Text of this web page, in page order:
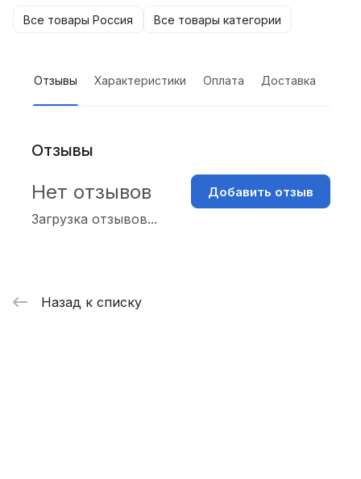
Все товары Россия Все товары категории
Отзывы Характеристики Оплата Доставка
Отзывы
Загрузка отзывов...
Нет отзывов Добавить отзыв
Назад к списку